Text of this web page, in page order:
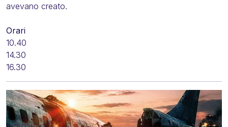
avevano creato.
Orari
10.40
14.30
16.30